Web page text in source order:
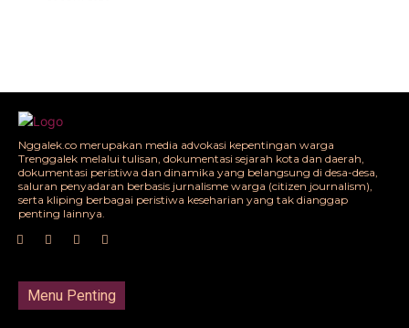
Nggalek.co merupakan media advokasi kepentingan warga
Trenggalek melalui tulisan, dokumentasi sejarah kota dan daerah,
dokumentasi peristiwa dan dinamika yang belangsung di desa-desa,
saluran penyadaran berbasis jurnalisme warga (citizen journalism),
serta kliping berbagai peristiwa keseharian yang tak dianggap
penting lainnya.
Menu Penting